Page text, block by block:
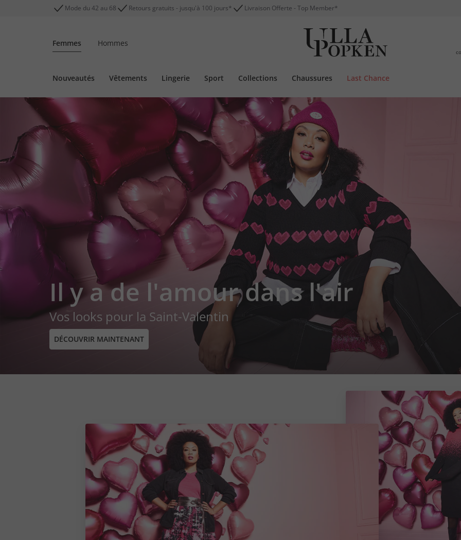
Mode du 42 au 68 Retours gratuits - jusqu'à 100 jours* Livraison Offerte - Top Member*
Femmes Hommes
Nouveautés Vêtements Lingerie Sport Collections Chaussures Last Chance
Il y a de l'amour dans l'air
Vos looks pour la Saint-Valentin
DÉCOUVRIR MAINTENANT